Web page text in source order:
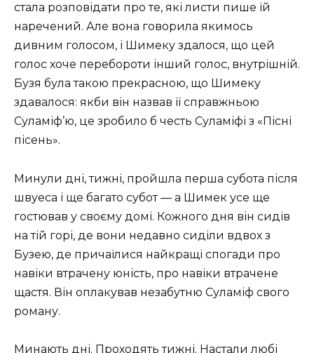
стала розповідати про те, які листи пише їй
наречений. Але вона говорила якимось
дивним голосом, і Шимеку здалося, що цей
голос хоче перебороти інший голос, внутрішній.
Бузя була такою прекрасною, що Шимеку
здавалося: якби він назвав її справжньою
Суламіф’ю, це зробило б честь Суламіфі з «Пісні
пісень».
Минули дні, тижні, пройшла перша субота після
швуеса і ще багато субот — а Шимек усе ще
гостював у своєму домі. Кожного дня він сидів
на тій горі, де вони недавно сиділи вдвох з
Бузею, де причаїлися найкращі спогади про
навіки втрачену юність, про навіки втрачене
щастя. Він оплакував незабутню Суламіф свого
роману.
Минають дні. Проходять тижні. Настали любі